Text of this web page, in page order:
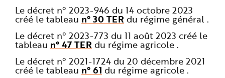
Le décret n° 2023-946 du 14 octobre 2023
créé le tableau n° 30 TER du régime général .
Le décret n° 2023-773 du 11 août 2023 créé le
tableau n° 47 TER du régime agricole .
Le décret n° 2021-1724 du 20 décembre 2021
créé le tableau n° 61 du régime agricole .